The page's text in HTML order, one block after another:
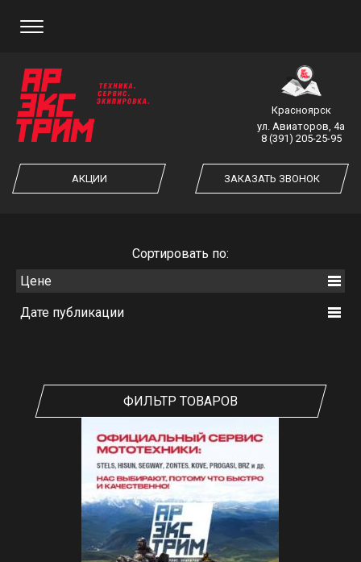
АКЦИИ
Красноярск
ул. Авиаторов, 4а
8 (391) 205-25-95
ЗАКАЗАТЬ ЗВОНОК
ЗАКАЗ ОБРАТНОГО ЗВОНКА
ЗАКАЗАТЬ ЗВОНОК
Cортировать по:
Цене
Дате публикации
ФИЛЬТР ТОВАРОВ